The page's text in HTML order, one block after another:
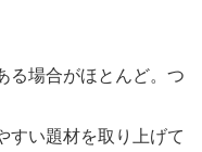
る場合がほとんど。つ
すい題材を取り上げて